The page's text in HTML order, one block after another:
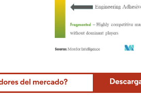
Imagen © Mordor Intelligence. El uso requiere